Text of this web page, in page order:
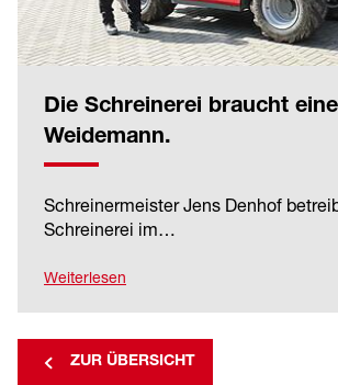
Die Schreinerei braucht
Weidemann.
Schreinermeister Jens Denhof
Schreinerei im…
Weiterlesen
ZUR ÜBERSICHT